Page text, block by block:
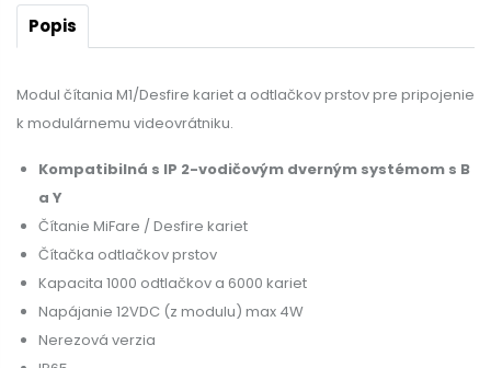
Popis
Modul čítania M1/Desfire kariet a odtlačkov prstov pre pripojenie
k modulárnemu videovrátniku.
Kompatibilná s IP 2-vodičovým dverným systémom s B
a Y
Čítanie MiFare / Desfire kariet
Čítačka odtlačkov prstov
Kapacita 1000 odtlačkov a 6000 kariet
Napájanie 12VDC (z modulu) max 4W
Nerezová verzia